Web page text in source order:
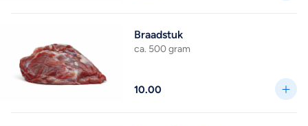
Braadstuk
ca. 500 gram
10.00